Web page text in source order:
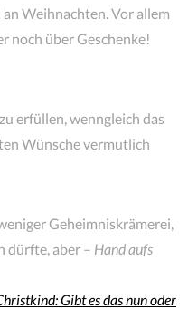
Weihnachten. Vor allem
noch über Geschenke!
erfüllen, wenngleich das
Wünsche vermutlich
Geheimniskrämerei,
dürfte, aber – Hand aufs
Gibt es das nun oder